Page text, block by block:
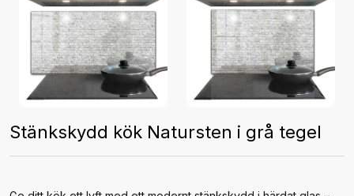
Stänkskydd kök Natursten i grå tegel